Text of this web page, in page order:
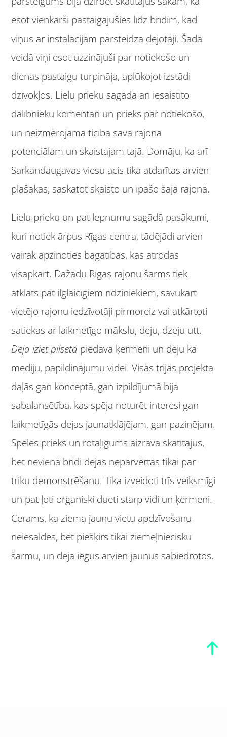
esot vienkārši pastaigājušies līdz brīdim, kad
viņus ar instalācijām pārsteidza dejotāji. Šādā
veidā viņi esot uzzinājuši par notiekošo un
dienas pastaigu turpināja, aplūkojot izstādi
dzīvokļos. Lielu prieku sagādā arī iesaistīto
dalībnieku komentāri un prieks par notiekošo,
un neizmērojama ticība sava rajona
potenciālam un skaistajam tajā. Domāju, ka arī
Sarkandaugavas viesu acis tika atdarītas arvien
plašākas, saskatot skaisto un īpašo šajā rajonā.
Lielu prieku un pat lepnumu sagādā pasākumi,
kuri notiek ārpus Rīgas centra, tādējādi arvien
vairāk apzinoties bagātības, kas atrodas
visapkārt. Dažādu Rīgas rajonu šarms tiek
atklāts pat ilglaicīgiem rīdziniekiem, savukārt
vietējo rajonu iedzīvotāji pirmoreiz vai atkārtoti
satiekas ar laikmetīgo mākslu, deju, dzeju utt.
Deja iziet pilsētā piedāvā ķermeni un deju kā
mediju, papildinājumu videi. Visās trijās projekta
daļās gan konceptā, gan izpildījumā bija
sabalansētība, kas spēja noturēt interesi gan
laikmetīgās dejas jaunatklājējam, gan pazinējam.
Spēles prieks un rotaļīgums aizrāva skatītājus,
bet nevienā brīdi dejas nepārvērtās tikai par
triku demonstrēšanu. Tika izveidoti trīs veiksmīgi
un pat ļoti organiski dueti starp vidi un ķermeni.
Cerams, ka ziema jaunu vietu apdzīvošanu
neiesaldēs, bet piešķirs tikai ziemeļniecisku
šarmu, un deja iegūs arvien jaunus sabiedrotos.